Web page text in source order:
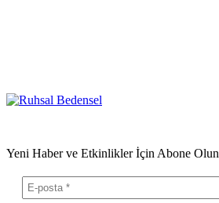
Yeni Haber ve Etkinlikler İçin Abone Olun